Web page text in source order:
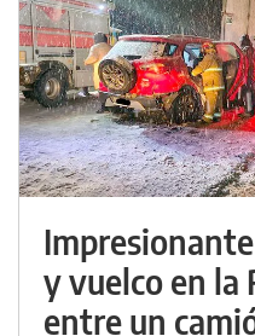
y vuelco en la
entre un